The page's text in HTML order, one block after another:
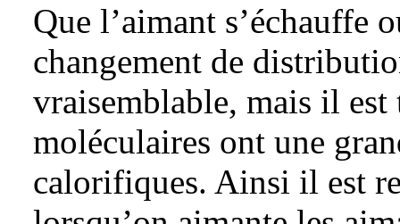
Que l’aimant s’échauffe
changement de
vraisemblable, mais il est
moléculaires ont une
calorifiques. Ainsi il est